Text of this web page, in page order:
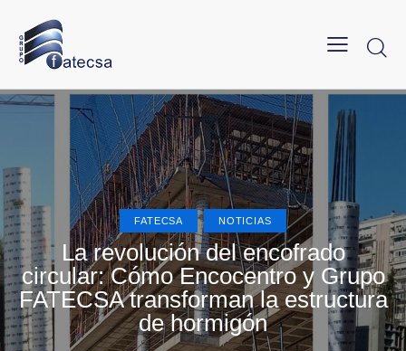
FATECSA NOTICIAS
La revolución del encofrado
circular: Cómo Encocentro y Grupo
FATECSA transforman la estructura
de hormigón